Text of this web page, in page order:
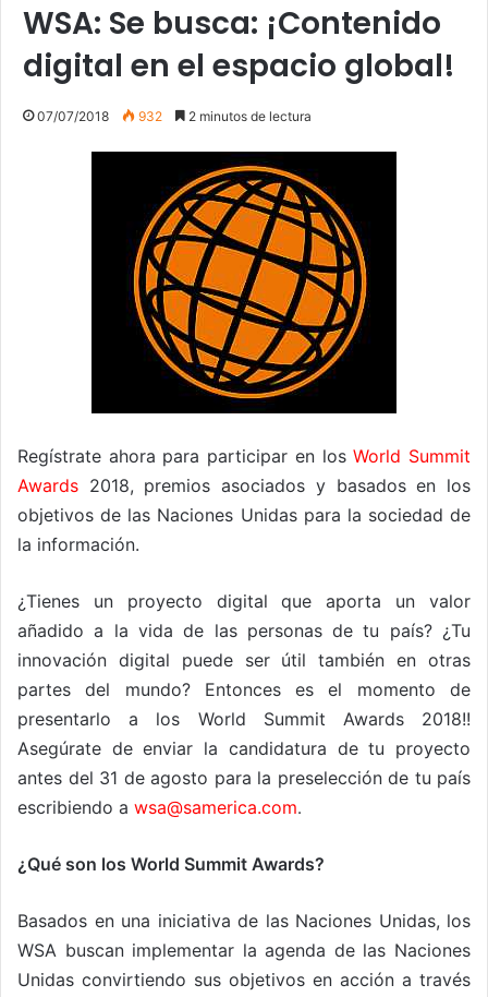
WSA: Se busca: ¡Contenido
digital en el espacio global!
07/07/2018 932 2 minutos de lectura
Regístrate ahora para participar en losWorld Summit
Awards 2018, premios asociados y basados en los
objetivos de las Naciones Unidas para la sociedad de
la información.
¿Tienes un proyecto digital que aporta un valor
añadido a la vida de las personas de tu país? ¿Tu
innovación digital puede ser útil también en otras
partes del mundo? Entonces es el momento de
presentarlo a los World Summit Awards 2018!!
Asegúrate de enviar la candidatura de tu proyecto
antes del 31 de agosto para la preselección de tu país
escribiendo a wsa@samerica.com.
¿Qué son los World Summit Awards?
Basados en una iniciativa de las Naciones Unidas, los
WSA buscan implementar la agenda de las Naciones
Unidas convirtiendo sus objetivos en acción a través